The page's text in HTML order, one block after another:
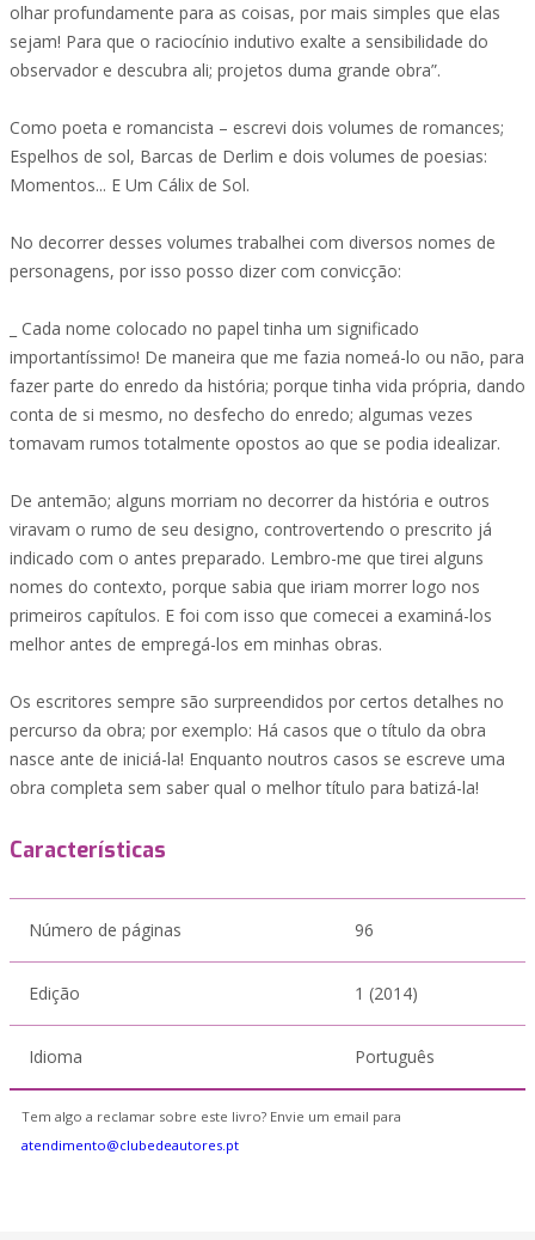
olhar profundamente para as coisas, por mais simples que elas
sejam! Para que o raciocínio indutivo exalte a sensibilidade do
observador e descubra ali; projetos duma grande obra”.
Como poeta e romancista – escrevi dois volumes de romances;
Espelhos de sol, Barcas de Derlim e dois volumes de poesias:
Momentos... E Um Cálix de Sol.
No decorrer desses volumes trabalhei com diversos nomes de
personagens, por isso posso dizer com convicção:
_ Cada nome colocado no papel tinha um significado
importantíssimo! De maneira que me fazia nomeá-lo ou não, para
fazer parte do enredo da história; porque tinha vida própria, dando
conta de si mesmo, no desfecho do enredo; algumas vezes
tomavam rumos totalmente opostos ao que se podia idealizar.
De antemão; alguns morriam no decorrer da história e outros
viravam o rumo de seu designo, controvertendo o prescrito já
indicado com o antes preparado. Lembro-me que tirei alguns
nomes do contexto, porque sabia que iriam morrer logo nos
primeiros capítulos. E foi com isso que comecei a examiná-los
melhor antes de empregá-los em minhas obras.
Os escritores sempre são surpreendidos por certos detalhes no
percurso da obra; por exemplo: Há casos que o título da obra
nasce ante de iniciá-la! Enquanto noutros casos se escreve uma
obra completa sem saber qual o melhor título para batizá-la!
Características
Número de páginas 96
Edição 1 (2014)
Idioma Português
Tem algo a reclamar sobre este livro? Envie um email para
atendimento@clubedeautores.pt